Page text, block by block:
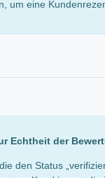
um eine
Echtheit der
den Status